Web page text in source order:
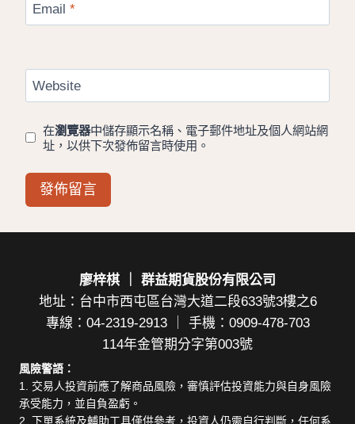
Email *
Website
在瀏覽器中儲存顯示名稱、電子郵件地址及個人網站網
址，以供下次發佈留言時使用。
廖梓棋 ｜ 群益期貨股份有限公司
地址：台中市西屯區台灣大道二段633號3樓之6
專線：04-2319-2913 ｜ 手機：0909-478-703
114年金管期分字第003號
風險警語：
1. 交易人投資前應了解商品風險，審慎評估投資能力與自身風險
承受能力，並自負盈虧。
2. 下單系統及輔助工具僅供參考，投資人仍需自行判斷，任何系